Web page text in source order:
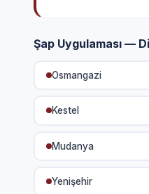
Şap Uygulaması —
Osmangazi
Kestel
Mudanya
Yenişehir